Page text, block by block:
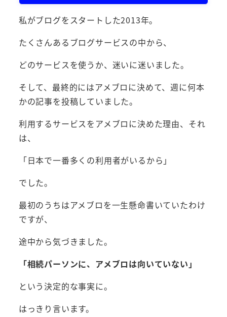
私がブログをスタートした2013年。
たくさんあるブログサービスの中から、
どのサービスを使うか、迷いに迷いました。
そして、最終的にはアメブロに決めて、週に何本
かの記事を投稿していました。
利用するサービスをアメブロに決めた理由、それ
は、
「日本で一番多くの利用者がいるから」
でした。
最初のうちはアメブロを一生懸命書いていたわけ
ですが、
途中から気づきました。
「相続パーソンに、アメブロは向いていない」
という決定的な事実に。
はっきり言います。